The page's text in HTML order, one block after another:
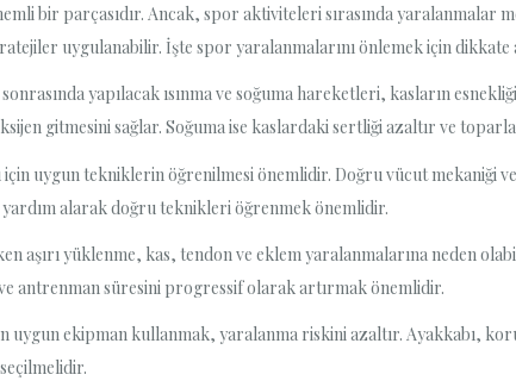
bir parçasıdır. Ancak, spor aktiviteleri sırasında yaralanmalar
uygulanabilir. İşte spor yaralanmalarını önlemek için dikkate
yapılacak ısınma ve soğuma hareketleri, kasların
gitmesini sağlar. Soğuma ise kaslardaki sertliği azaltır ve
uygun tekniklerin öğrenilmesi önemlidir. Doğru vücut mekaniği
yardım alarak doğru teknikleri öğrenmek önemlidir.
aşırı yüklenme, kas, tendon ve eklem yaralanmalarına neden
antrenman süresini progressif olarak artırmak önemlidir.
uygun ekipman kullanmak, yaralanma riskini azaltır. Ayakkabı,